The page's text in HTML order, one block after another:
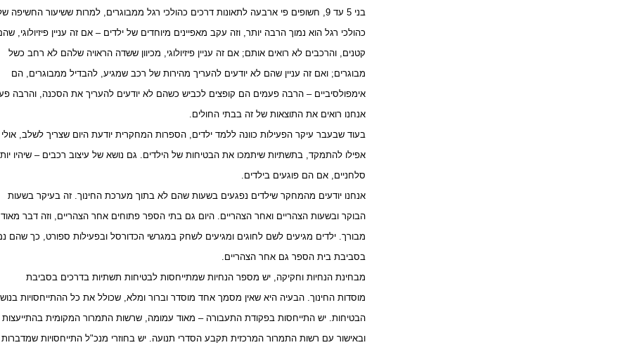
בני 5 עד 9, חשופים פי ארבעה לתאונות דרכים כהולכי רגל ממבוגרים, למרות ששיעור החשיפה שלהם
כהולכי רגל הוא נמוך הרבה יותר, וזה עקב מאפיינים מיוחדים של ילדים – אם זה עניין פיזיולוגי,
קטנים, והרכבים לא רואים אותם; אם זה עניין פיזיולוגי, מכיוון ששדה הראויה שלהם לא רחב כשל
מבוגרים; ואם זה עניין שהם לא יודעים להעריך מהירות של רכב שמגיע, להבדיל ממבוגרים, הם
אימפולסיביים – הרבה פעמים הם קופצים לכביש כשהם לא יודעים להעריך את הסכנה, והרבה
אנחנו רואים את התוצאות של זה בבתי החולים.
בעוד שבעבר עיקר הפעילות כוונה ללמד ילדים, הספרות המחקרית יודעת היום שצריך לשלב, אולי
אפילו להתמקד, בתשתיות שיתמכו את הבטיחות של הילדים. גם נושא של עיצוב רכבים – שיהיו
סלחניים, אם הם פוגעים בילדים.
אנחנו יודעים מהמחקר שילדים נפגעיםבשעות שהם לא בתוך מערכת החינוך. זה בעיקר בשעות
הבוקר ובשעות הצהריים ואחר הצהריים. היום גם בתי הספר פתוחים אחר הצהריים, וזה דבר מאוד
מבורך. ילדים מגיעים לשם לחוגים ומגיעים לשחק במגרשי הכדורסל ובפעילות ספורט, כך שהם
בסביבת בית הספר גם אחר הצהריים.
מבחינת הנחיות וחקיקה, יש מספר הנחיות שמתייחסות לבטיחות תשתיות בדרכים בסביבת
מוסדות החינוך. הבעיה היא שאין מסמך אחד מוסדר וברור ומלא, שכולל את כל ההתייחסויות
הבטיחות. יש התייחסות בפקודת התעבורה – מאוד עמומה, שרשות התמרור המקומית בהתייעצות
ובאישור עם רשות התמרור המרכזית תקבע הסדרי תנועה. יש בחוזרי מנכ"ל התייחסויות